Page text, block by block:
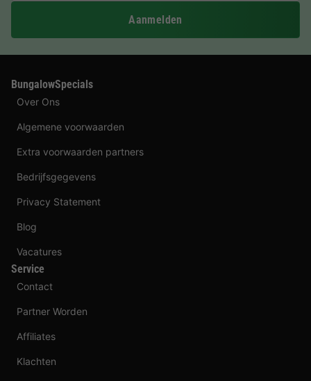
Aanmelden
BungalowSpecials
Over Ons
Algemene voorwaarden
Extra voorwaarden partners
Bedrijfsgegevens
Privacy Statement
Blog
Vacatures
Service
Contact
Partner Worden
Affiliates
Klachten